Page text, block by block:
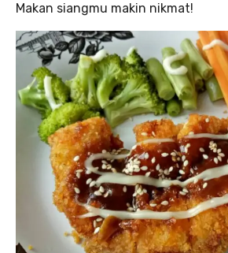
Makan siangmu makin nikmat!